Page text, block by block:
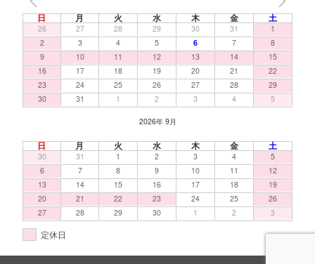
日 月 火 水 木 金 土
26 27 28 29 30 31
1
2
3 4 5 6 7
8
9
10 11 12 13 14
15
16
17 18 19 20 21
22
23
24 25 26 27 28
29
30
31 1 2 3 4 5
2026年 9月
日 月 火 水 木 金 土
30 31 1 2 3 4
5
6
7 8 9 10 11
12
13
14 15 16 17 18
19
20
21 22 23 24 25
26
27
28 29 30 1 2 3
定休日